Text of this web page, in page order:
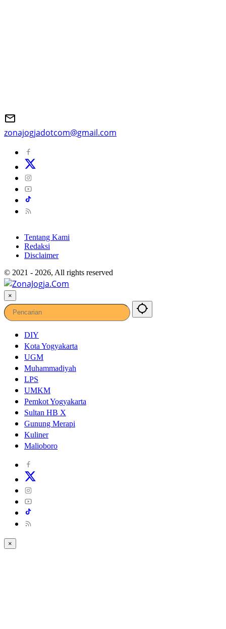
zonajogjadotcom@gmail.com
Tentang Kami
Redaksi
Disclaimer
© 2021 - 2026, All rights reserved
×
DIY
Kota Yogyakarta
UGM
Muhammadiyah
LPS
UMKM
Pemkot Yogyakarta
Sultan HB X
Gunung Merapi
Kuliner
Malioboro
×